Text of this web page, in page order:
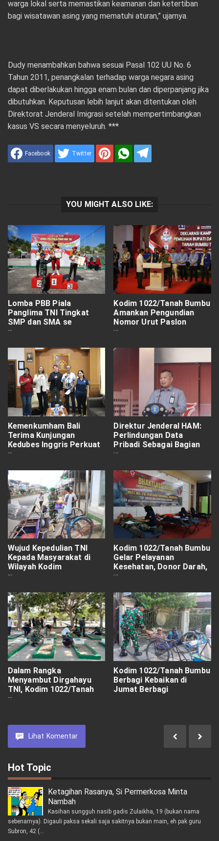
warga lokal serta memastikan keamanan dan ketertiban
bagi wisatawan asing yang mematuhi aturan,” ujarnya.
Dudy menambahkan bahwa sesuai Pasal 102 UU No. 6
Tahun 2011, penangkalan terhadap warga negara asing
dapat diberlakukan hingga enam bulan dan diperpanjang jika
dibutuhkan. Keputusan lebih lanjut akan ditentukan oleh
Direktorat Jenderal Imigrasi setelah mempertimbangkan
kasus VS secara menyeluruh. ***
Facebook Twitter
YOU MIGHT ALSO LIKE:
Lomba PBB Piala
Panglima TNI Tingkat
SMP dan SMA se
Kabupaten Tanah Bumbu
Terbaik
Kodim 1022/Tanah Bumbu
Amankan Pengundian
Nomor Urut Paslon
Bupati dan Wakil Bupati
Pilkada 2024
Kemenkumham Bali
Terima Kunjungan
Kedubes Inggris Perkuat
Kerjasama Dan Tinjau
Direktur Jenderal HAM:
Perlindungan Data
Pribadi Sebagai Bagian
Tak Terpisahkan dari Hak
Wujud Kepedulian TNI
Kepada Masyarakat di
Wilayah Kodim
1022/Tanah Bumbu
Kodim 1022/Tanah Bumbu
Gelar Pelayanan
Kesehatan, Donor Darah,
Sunatan Massal dan
Dalam Rangka
Menyambut HUT KE 79
TNI
Dalam Rangka
Menyambut Dirgahayu
TNI, Kodim 1022/Tanah
Bumbu Bersihkan Tempat
Kodim 1022/Tanah Bumbu
Berbagi Kebaikan di
Jumat Berbagi
Lihat Komentar
Hot Topic
Ketagihan Rasanya, Si Permerkosa Minta
Nambah
Kasihan sungguh nasib gadis Zulaikha, 19 (bukan nama
sebenarnya). Digauli paksa sekali saja sakitnya bukan main, eh pak guru
Subron, 42 (...